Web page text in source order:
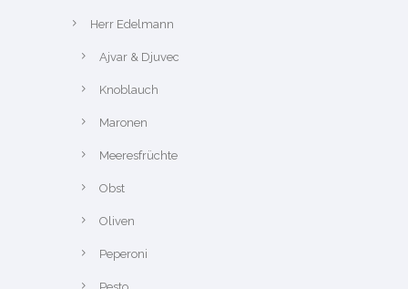
Herr Edelmann
Ajvar & Djuvec
Knoblauch
Maronen
Meeresfrüchte
Obst
Oliven
Peperoni